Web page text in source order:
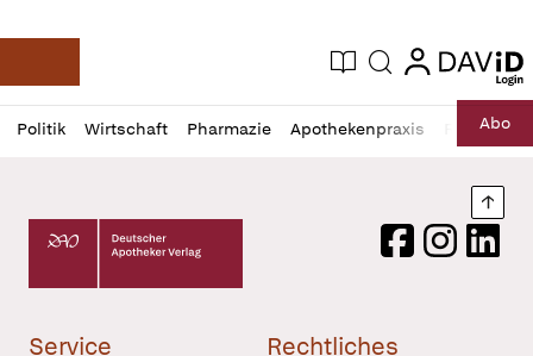
Deutsche Apotheker Zeitung
Aktuelle Ausgabe
Suche login
login
Politik Wirtschaft Pharmazie Apothekenpraxis RechtAbo
Profil
öffnen
Daz
Pur
Deutscher Apotheker Verlag Logo
FacebookInstagram
Service Rechtliches